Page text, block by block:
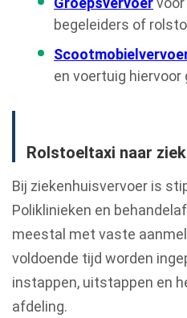
begeleiders of
en voertuig hiervoor
Rolstoeltaxi naar
Bij ziekenhuisvervoer is
Poliklinieken en
meestal met vaste
voldoende tijd worden
instappen, uitstappen en
afdeling.